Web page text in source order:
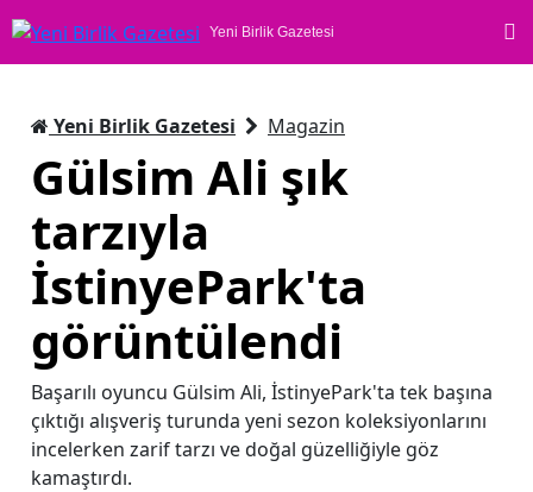
Yeni Birlik Gazetesi
Yeni Birlik Gazetesi Magazin
Gülsim Ali şık
tarzıyla
İstinyePark'ta
görüntülendi
Başarılı oyuncu Gülsim Ali, İstinyePark'ta tek başına
çıktığı alışveriş turunda yeni sezon koleksiyonlarını
incelerken zarif tarzı ve doğal güzelliğiyle göz
kamaştırdı.